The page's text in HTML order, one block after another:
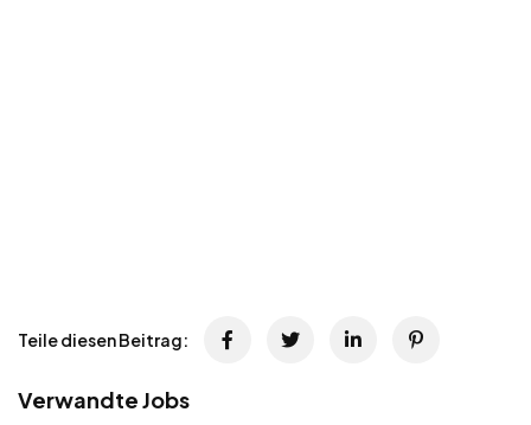
Teile diesen Beitrag:
Verwandte Jobs